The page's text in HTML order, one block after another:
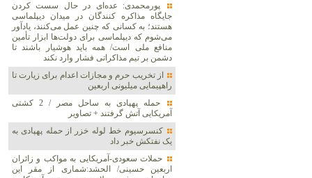
پورمحمدی: عده‌ای در حال سست کردن
جایگاه مذاکره کنندگان در میدان دیپلماسی
هستند؛ به کسانی که چنین عمل می‌کنند، یادآور
می‌شوم که دیپلماسی برای دولت‌ها ابزار تأمین
منافع ملی است/ همه باید هوشیار باشند تا
دشمن بر تیم مذاکراتی فشار وارد نکند
از تخریب حرم و مجازات اعدام برای زیارت تا
راهپیمایی میلیونی اربعین
حمله پهپادی به ساحل مصر / 2 کشتی
آمریکایی آتش گرفتند + تصاویر
کنسرسیوم خط لوله خزر از حمله پهپادی به
یک نفتکش خبر داد
حملات سعودی-آمریکایی به مواکب و زائران
اربعین حسینی/ الحشد:شماری از مقر این